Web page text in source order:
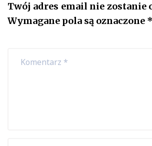
Twój adres email nie zostanie
Wymagane pola są oznaczone *